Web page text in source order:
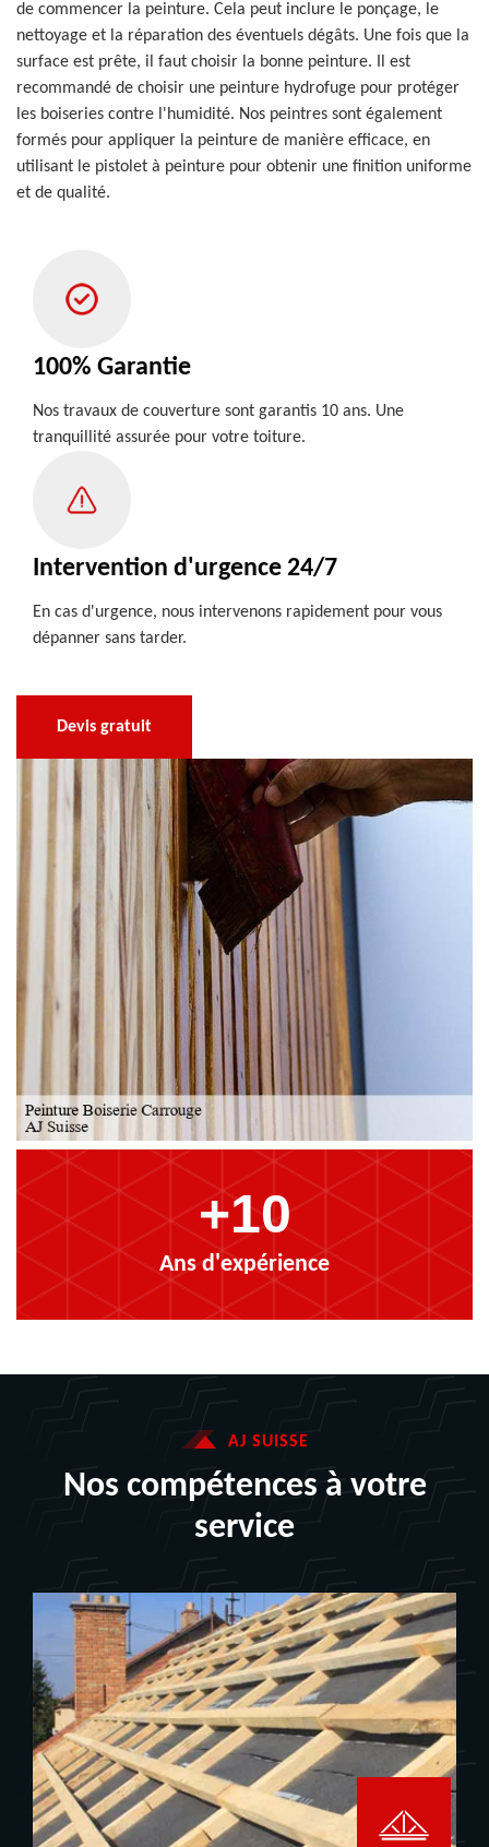
+10
Ans d'expérience
de commencer la peinture. Cela peut inclure le ponçage, le
nettoyage et la réparation des éventuels dégâts. Une fois que la
surface est prête, il faut choisir la bonne peinture. Il est
recommandé de choisir une peinture hydrofuge pour protéger
les boiseries contre l'humidité. Nos peintres sont également
formés pour appliquer la peinture de manière efficace, en
utilisant le pistolet à peinture pour obtenir une finition uniforme
et de qualité.
100% Garantie
Nos travaux de couverture sont garantis 10 ans. Une
tranquillité assurée pour votre toiture.
Intervention d'urgence 24/7
En cas d'urgence, nous intervenons rapidement pour vous
dépanner sans tarder.
Devis gratuit
AJ SUISSE
Nos compétences à votre
service